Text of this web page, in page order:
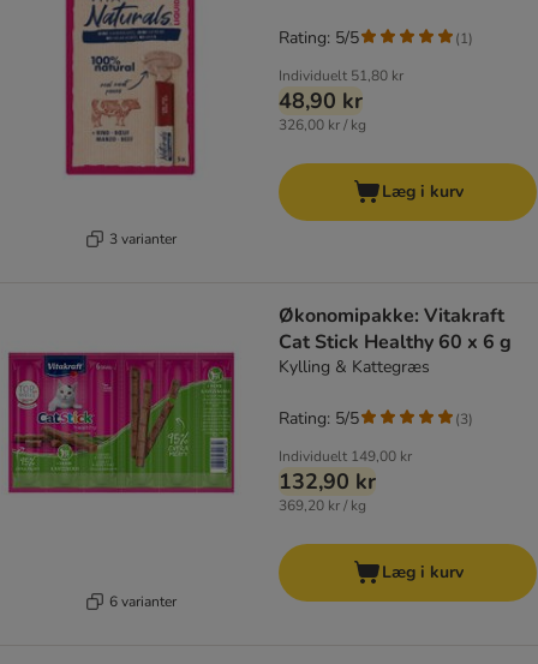
3 varianter
Individuelt 51,80 kr
48,90 kr
326,00 kr / kg
Rating: 5/5 (1)
Læg i kurv
6 varianter
Økonomipakke: Vitakraft
Cat Stick Healthy 60 x 6 g
Kylling & Kattegræs
Individuelt 149,00 kr
132,90 kr
369,20 kr / kg
Rating: 5/5 (3)
Læg i kurv